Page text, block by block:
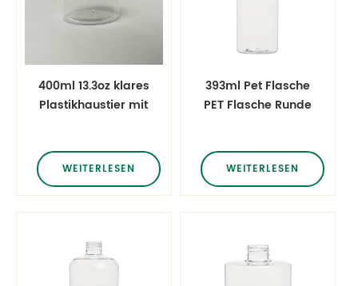
400ml 13.3oz klares
Plastikhaustier mit
WEITERLESEN
393ml Pet Flasche
PET Flasche Runde
WEITERLESEN